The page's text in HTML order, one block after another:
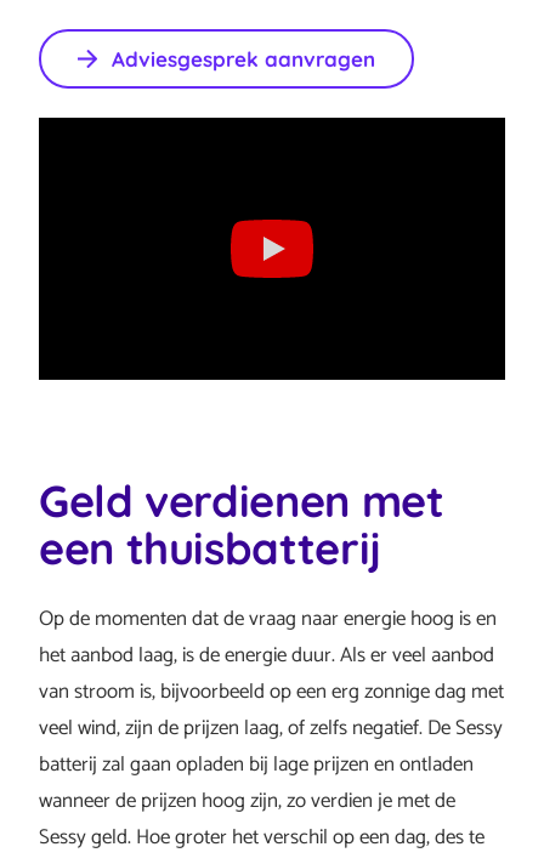
Adviesgesprek aanvragen
Geld verdienen met
een thuisbatterij
Op de momenten dat de vraag naar energie hoog is en
het aanbod laag, is de energie duur. Als er veel aanbod
van stroom is, bijvoorbeeld op een erg zonnige dag met
veel wind, zijn de prijzen laag, of zelfs negatief. De Sessy
batterij zal gaan opladen bij lage prijzen en ontladen
wanneer de prijzen hoog zijn, zo verdien je met de
Sessy geld. Hoe groter het verschil op een dag, des te